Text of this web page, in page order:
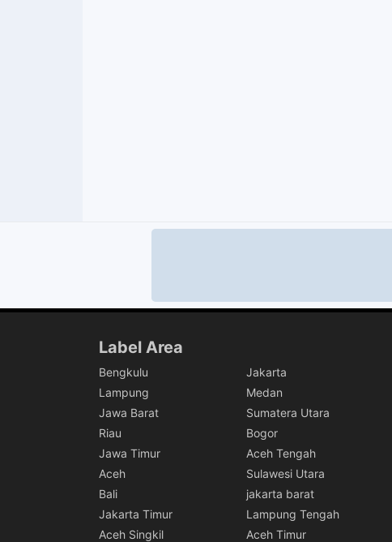
Label Area
Bengkulu Jakarta
Lampung
Medan
Jawa Barat
Sumatera Utara
Riau
Bogor
Jawa Timur
Aceh Tengah
Aceh
Sulawesi Utara
Bali
jakarta barat
Jakarta Timur
Lampung Tengah
Aceh Singkil
Aceh Timur